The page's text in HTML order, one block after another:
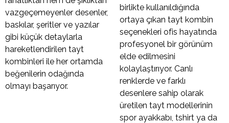
vazgeçemeyenler desenler,
baskılar, şeritler ve yazılar
gibi küçük detaylarla
hareketlendirilen tayt
kombinleri ile her ortamda
beğenilerin odağında
olmayı başarıyor.
birlikte kullanıldığında
ortaya çıkan tayt kombin
seçenekleri ofis hayatında
profesyonel bir görünüm
elde edilmesini
kolaylaştırıyor. Canlı
renklerde ve farklı
desenlere sahip olarak
üretilen tayt modellerinin
spor ayakkabı, tshirt ya da